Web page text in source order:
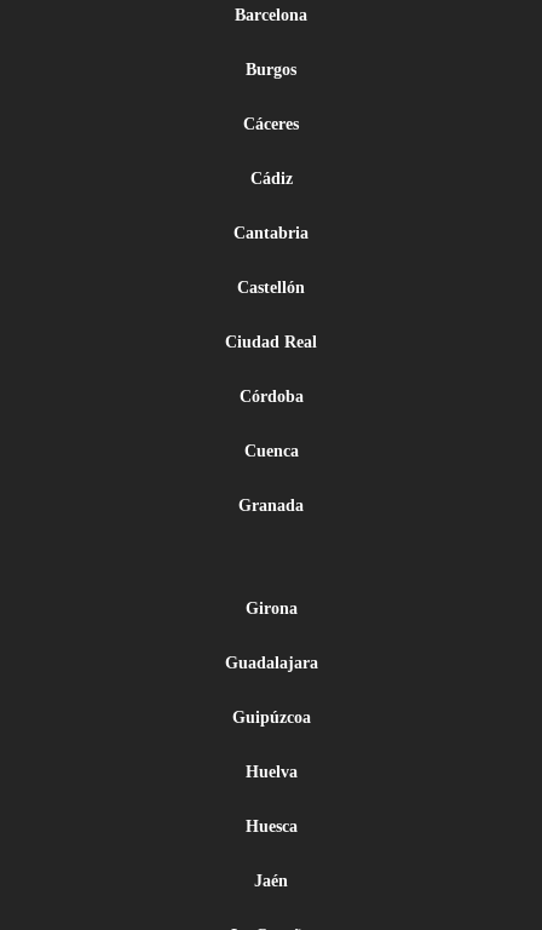
Barcelona
Burgos
Cáceres
Cádiz
Cantabria
Castellón
Ciudad Real
Córdoba
Cuenca
Granada
Girona
Guadalajara
Guipúzcoa
Huelva
Huesca
Jaén